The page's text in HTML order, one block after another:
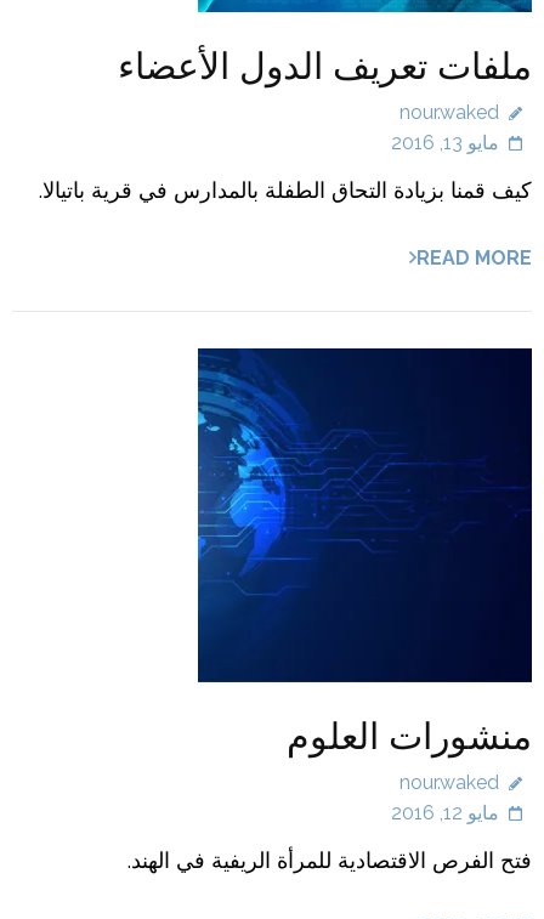
ملفات تعريف الدول الأعضاء
nour.waked
مايو 13, 2016
كيف قمنا بزيادة التحاق الطفلة بالمدارس في قرية باتيالا.
READ MORE
منشورات العلوم
nour.waked
مايو 12, 2016
فتح الفرص الاقتصادية للمرأة الريفية في الهند.